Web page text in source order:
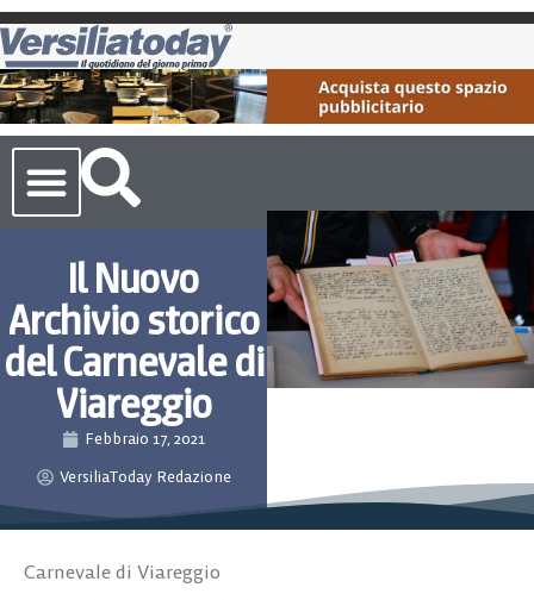
Il Nuovo
Archivio storico
del Carnevale di
Viareggio
Febbraio 17, 2021
VersiliaToday Redazione
Carnevale di Viareggio